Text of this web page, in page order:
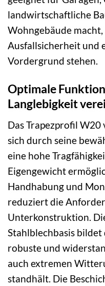
landwirtschaftliche
Wohngebäude
Ausfallsicherheit und
Vordergrund stehen.
Optimale
Langlebigkeit
Das Trapezprofil
sich durch seine
eine hohe
Eigengewicht
Handhabung und
reduziert die
Unterkonstruktion.
Stahlblechbasis
robuste und
auch extremen
standhält. Die